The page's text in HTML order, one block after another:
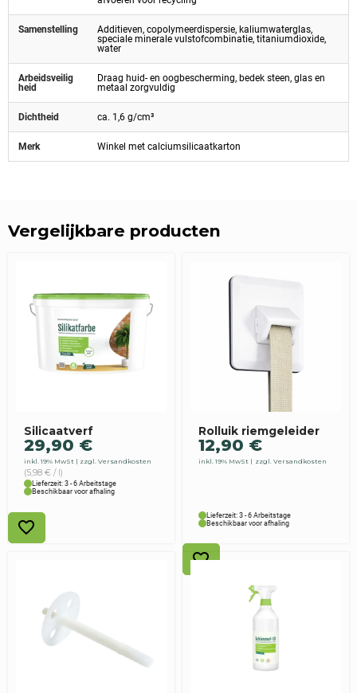
Samenstelling
Additieven, copolymeerdispersie, kaliumwaterglas,
speciale minerale vulstofcombinatie, titaniumdioxide,
water
Arbeidsveilig
heid
Draag huid- en oogbescherming, bedek steen, glas en
metaal zorgvuldig
Dichtheid ca. 1,6 g/cm³
Merk Winkel met calciumsilicaatkarton
Vergelijkbare producten
Silicaatverf
29,90 €
inkl. 19% MwSt zzgl. Versandkosten
(5,98 € / l)
Lieferzeit: 3 - 6 Arbeitstage
Beschikbaar voor afhaling
Rolluik riemgeleider
12,90 €
inkl. 19% MwSt zzgl. Versandkosten
Lieferzeit: 3 - 6 Arbeitstage
Beschikbaar voor afhaling